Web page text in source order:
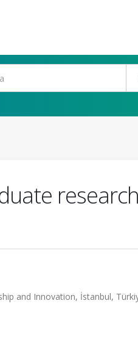
and Innovation, İstanbul,